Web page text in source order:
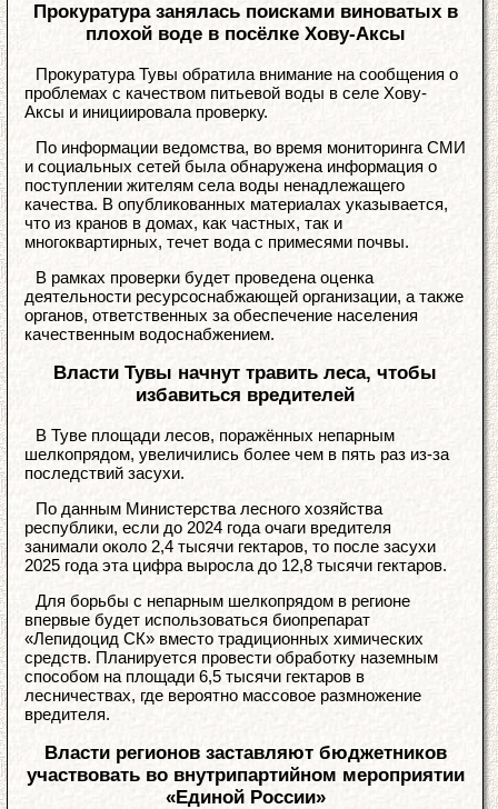
Прокуратура занялась поисками виноватых в
плохой воде в посёлке Хову-Аксы
Прокуратура Тувы обратила внимание на сообщения о
проблемах с качеством питьевой воды в селе Хову-
Аксы и инициировала проверку.
По информации ведомства, во время мониторинга СМИ
и социальных сетей была обнаружена информация о
поступлении жителям села воды ненадлежащего
качества. В опубликованных материалах указывается,
что из кранов в домах, как частных, так и
многоквартирных, течет вода с примесями почвы.
В рамках проверки будет проведена оценка
деятельности ресурсоснабжающей организации, а также
органов, ответственных за обеспечение населения
качественным водоснабжением.
Власти Тувы начнут травить леса, чтобы
избавиться вредителей
В Туве площади лесов, поражённых непарным
шелкопрядом, увеличились более чем в пять раз из-за
последствий засухи.
По данным Министерства лесного хозяйства
республики, если до 2024 года очаги вредителя
занимали около 2,4 тысячи гектаров, то после засухи
2025 года эта цифра выросла до 12,8 тысячи гектаров.
Для борьбы с непарным шелкопрядом в регионе
впервые будет использоваться биопрепарат
«Лепидоцид СК» вместо традиционных химических
средств. Планируется провести обработку наземным
способом на площади 6,5 тысячи гектаров в
лесничествах, где вероятно массовое размножение
вредителя.
Власти регионов заставляют бюджетников
участвовать во внутрипартийном мероприятии
«Единой России»